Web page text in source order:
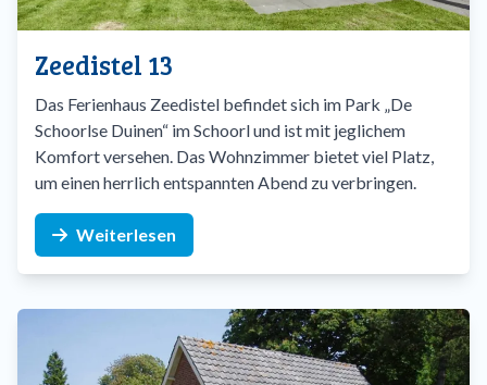
Zeedistel 13
Das Ferienhaus Zeedistel befindet sich im Park „De
Schoorlse Duinen“ im Schoorl und ist mit jeglichem
Komfort versehen. Das Wohnzimmer bietet viel Platz,
um einen herrlich entspannten Abend zu verbringen.
Weiterlesen